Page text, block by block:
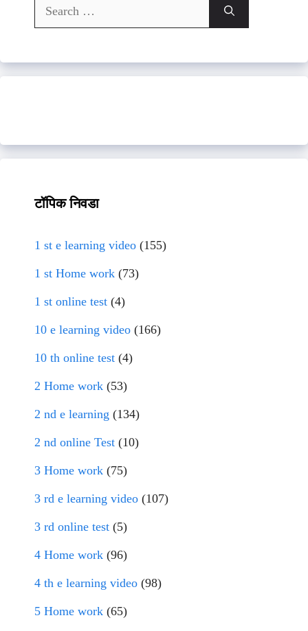
Search
for:
टॉपिक निवडा
1 st e learning video (155)
1 st Home work (73)
1 st online test (4)
10 e learning video (166)
10 th online test (4)
2 Home work (53)
2 nd e learning (134)
2 nd online Test (10)
3 Home work (75)
3 rd e learning video (107)
3 rd online test (5)
4 Home work (96)
4 th e learning video (98)
5 Home work (65)